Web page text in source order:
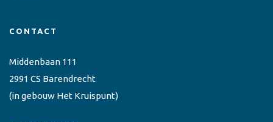
CONTACT
Middenbaan 111
2991 CS Barendrecht
(in gebouw Het Kruispunt)